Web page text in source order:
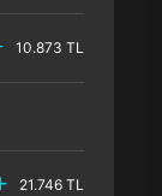
10.873 TL
21.746 TL